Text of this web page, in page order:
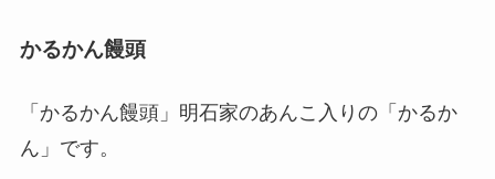
かるかん饅頭
「かるかん饅頭」明石家のあんこ入りの「かるか
ん」です。